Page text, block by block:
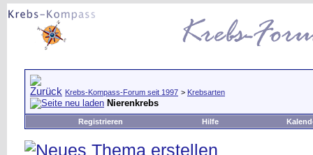
Krebs-Kompass-Forum seit 1997 > Krebsarten
Nierenkrebs
Registrieren Hilfe